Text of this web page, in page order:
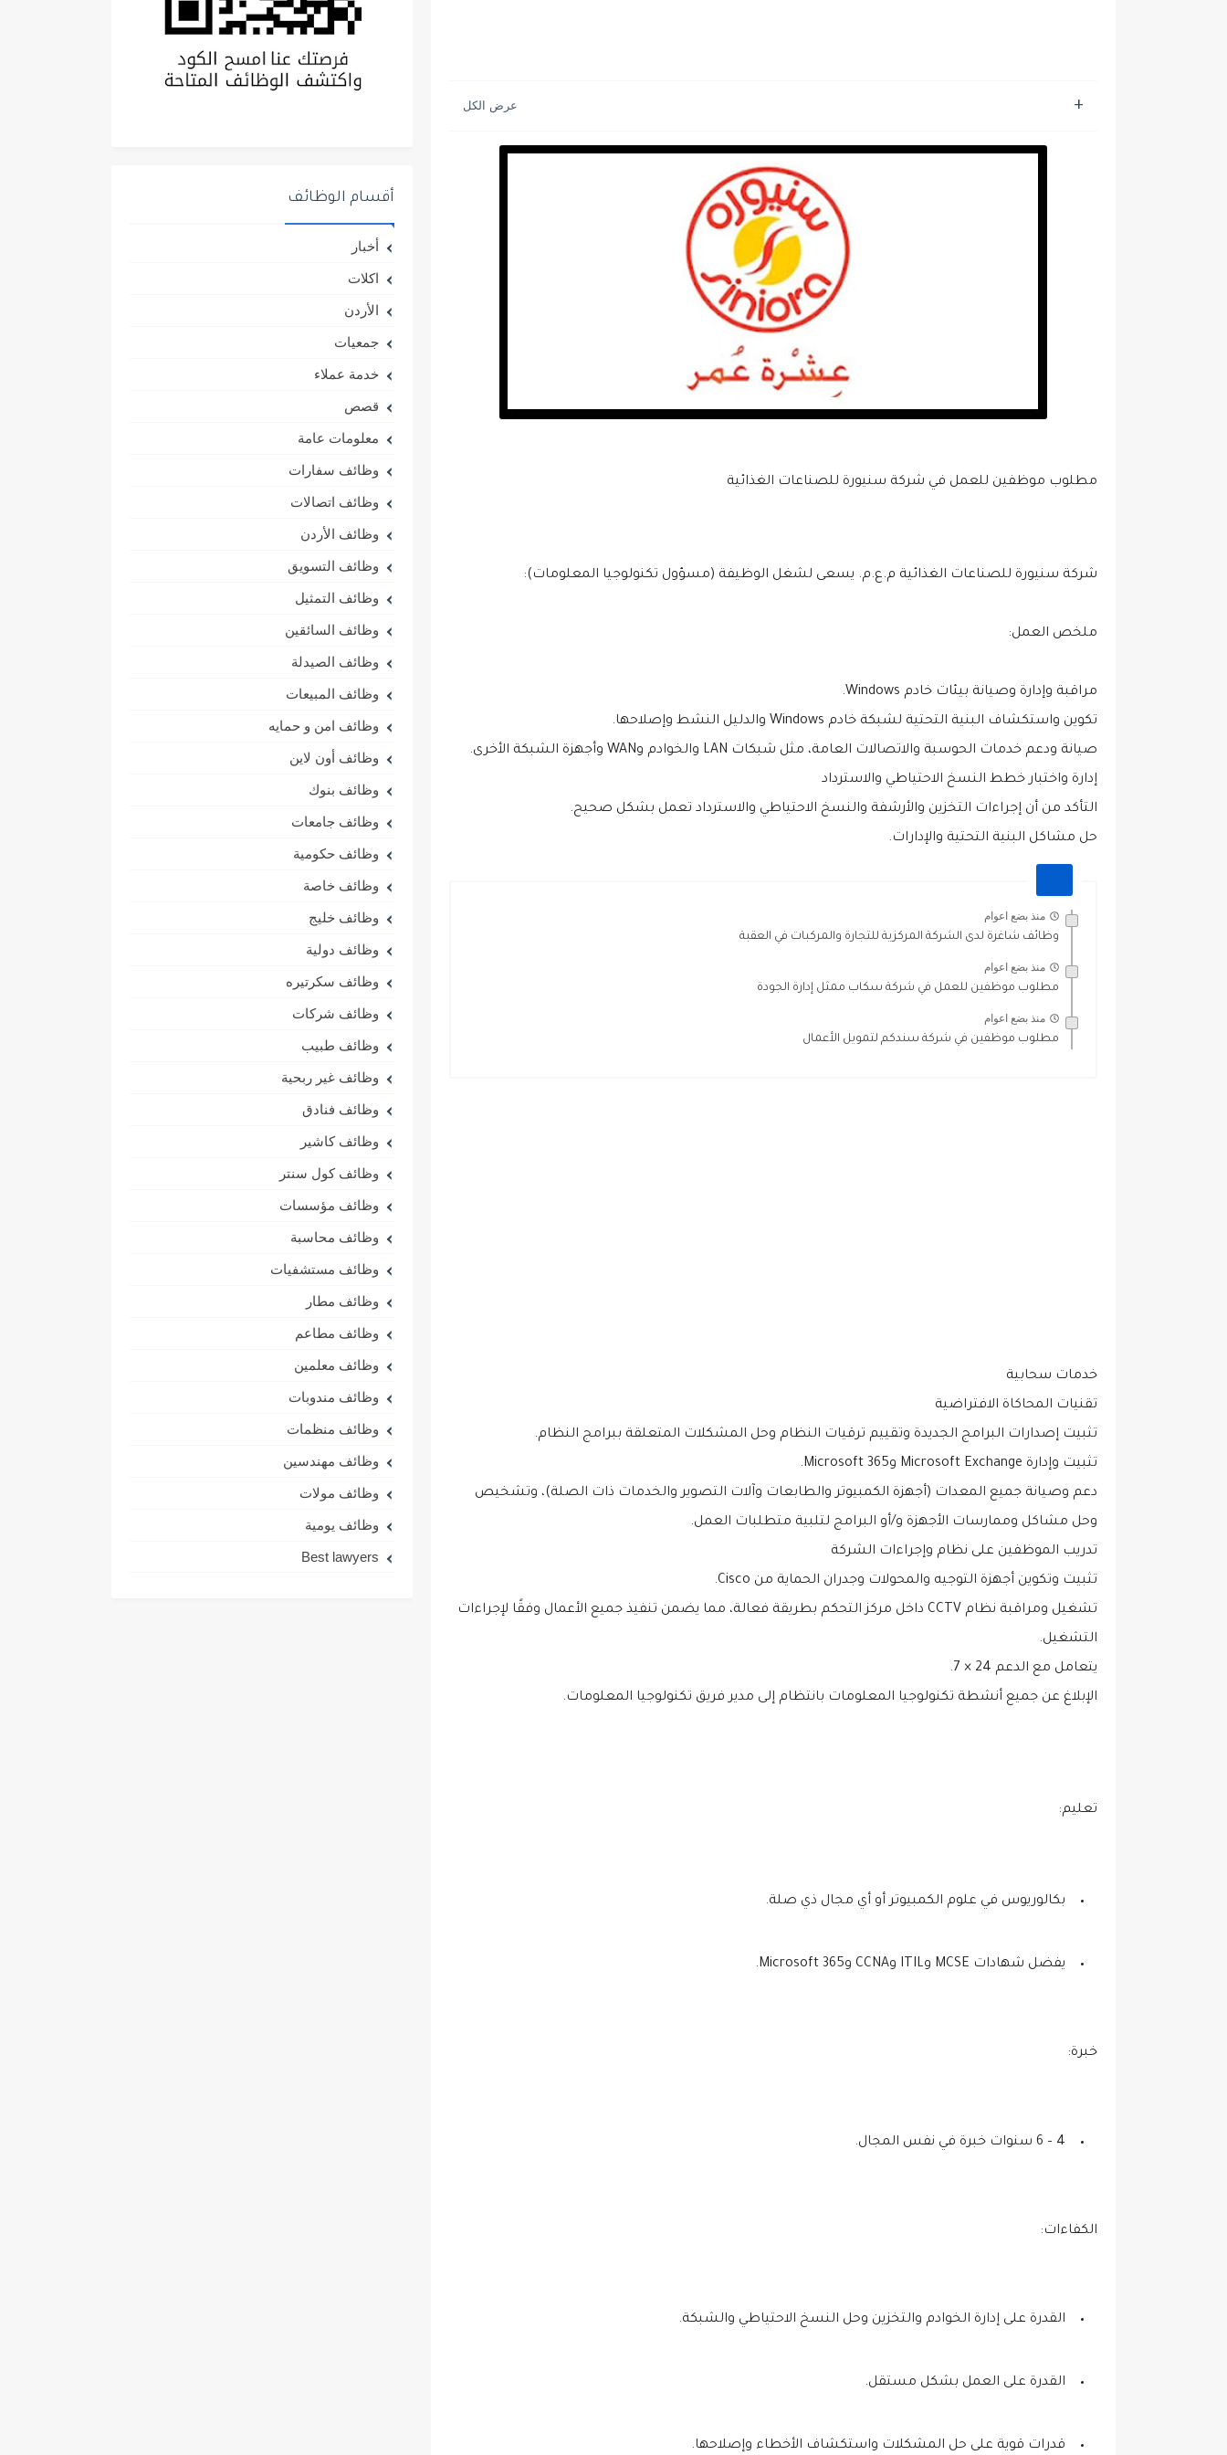
مطلوب موظفين للعمل في شركة سنيورة للصناعات الغذائية
شركة سنيورة للصناعات الغذائية م.ع.م. يسعى لشغل الوظيفة (مسؤول تكنولوجيا المعلومات):
ملخص العمل:
مراقبة وإدارة وصيانة بيئات خادم Windows.
تكوين واستكشاف البنية التحتية لشبكة خادم Windows والدليل النشط وإصلاحها.
صيانة ودعم خدمات الحوسبة والاتصالات العامة، مثل شبكات LAN والخوادم وWAN وأجهزة الشبكة الأخرى.
إدارة واختبار خطط النسخ الاحتياطي والاسترداد
التأكد من أن إجراءات التخزين والأرشفة والنسخ الاحتياطي والاسترداد تعمل بشكل صحيح.
حل مشاكل البنية التحتية والإدارات.
منذ بضع اعوام
وظائف شاغرة لدى الشركة المركزية للتجارة والمركبات في العقبة
منذ بضع اعوام
مطلوب موظفين للعمل في شركة سكاب ممثل إدارة الجودة
منذ بضع اعوام
مطلوب موظفين في شركة سندكم لتمويل الأعمال
خدمات سحابية
تقنيات المحاكاة الافتراضية
تثبيت إصدارات البرامج الجديدة وتقييم ترقيات النظام وحل المشكلات المتعلقة ببرامج النظام.
تثبيت وإدارة Microsoft Exchange وMicrosoft 365.
دعم وصيانة جميع المعدات (أجهزة الكمبيوتر والطابعات وآلات التصوير والخدمات ذات الصلة)، وتشخيص
وحل مشاكل وممارسات الأجهزة و/أو البرامج لتلبية متطلبات العمل.
تدريب الموظفين على نظام وإجراءات الشركة
تثبيت وتكوين أجهزة التوجيه والمحولات وجدران الحماية من Cisco.
تشغيل ومراقبة نظام CCTV داخل مركز التحكم بطريقة فعالة، مما يضمن تنفيذ جميع الأعمال وفقًا لإجراءات
التشغيل.
يتعامل مع الدعم 24 × 7.
الإبلاغ عن جميع أنشطة تكنولوجيا المعلومات بانتظام إلى مدير فريق تكنولوجيا المعلومات.
تعليم:
بكالوريوس في علوم الكمبيوتر أو أي مجال ذي صلة.
يفضل شهادات MCSE وITIL وCCNA وMicrosoft 365.
خبرة:
4 – 6 سنوات خبرة في نفس المجال.
الكفاءات:
القدرة على إدارة الخوادم والتخزين وحل النسخ الاحتياطي والشبكة.
القدرة على العمل بشكل مستقل.
قدرات قوية على حل المشكلات واستكشاف الأخطاء وإصلاحها.
أقسام الوظائف
أخبار
اكلات
الأردن
جمعيات
خدمة عملاء
قصص
معلومات عامة
وظائف سفارات
وظائف اتصالات
وظائف الأردن
وظائف التسويق
وظائف التمثيل
وظائف السائقين
وظائف الصيدلة
وظائف المبيعات
وظائف امن و حمايه
وظائف أون لاين
وظائف بنوك
وظائف جامعات
وظائف حكومية
وظائف خاصة
وظائف خليج
وظائف دولية
وظائف سكرتيره
وظائف شركات
وظائف طبيب
وظائف غير ربحية
وظائف فنادق
وظائف كاشير
وظائف كول سنتر
وظائف مؤسسات
وظائف محاسبة
وظائف مستشفيات
وظائف مطار
وظائف مطاعم
وظائف معلمين
وظائف مندوبات
وظائف منظمات
وظائف مهندسين
وظائف مولات
وظائف يومية
Best lawyers